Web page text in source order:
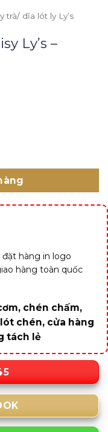
trà/ dĩa lót ly Ly’s
Ly’s –
Ngà số lượng
đặt hàng in logo
hàng toàn quốc
chén chấm,
chén, cửa hàng
tách lẻ